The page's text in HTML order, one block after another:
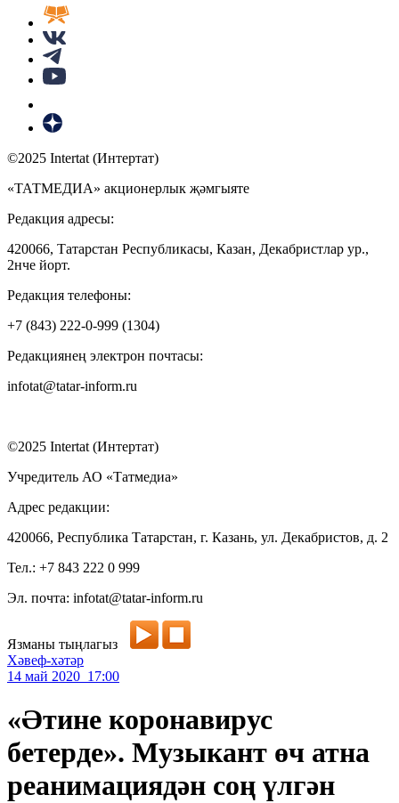
©2025 Intertat (Интертат)
«ТАТМЕДИА» акционерлык җәмгыяте
Редакция адресы:
420066, Татарстан Республикасы, Казан, Декабристлар ур.,
2нче йорт.
Редакция телефоны:
+7 (843) 222-0-999 (1304)
Редакциянең электрон почтасы:
infotat@tatar-inform.ru
©2025 Intertat (Интертат)
Учредитель АО «Татмедиа»
Адрес редакции:
420066, Республика Татарстан, г. Казань, ул. Декабристов, д. 2
Тел.: +7 843 222 0 999
Эл. почта: infotat@tatar-inform.ru
Язманы тыңлагыз
Хәвеф-хәтәр
14 май 2020 17:00
«Әтине коронавирус
бетерде». Музыкант өч атна
реанимациядән соң үлгән